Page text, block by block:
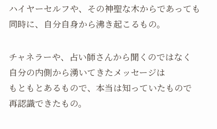
ハイヤーセルフや、その神聖な木からであっても
同時に、自分自身から沸き起こるもの。
チャネラーや、占い師さんから聞くのではなく
自分の内側から湧いてきたメッセージは
もともとあるもので、本当は知っていたもので
再認識できたもの。